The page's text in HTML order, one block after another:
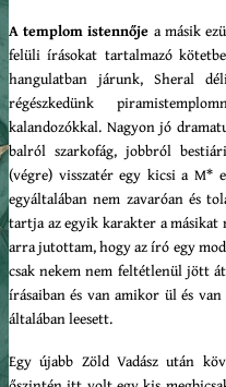
A templom istennője a másik
felüli írásokat tartalmazó
hangulatban járunk, Sheral
régészkedünk
kalandozókkal. Nagyon jó
balról szarkofág, jobbról
(végre) visszatér egy kicsi a M*
egyáltalában nem zavaróan és
tartja az egyik karakter a másikat
arra jutottam, hogy az író egy
csak nekem nem feltétlenül jött
írásaiban és van amikor ül és
általában leesett.
Egy újabb Zöld Vadász után